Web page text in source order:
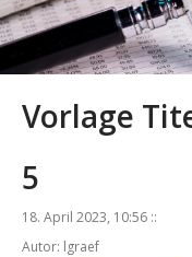
Vorlage
5
18. April 2023, 10:56 ::
Autor: lgraef